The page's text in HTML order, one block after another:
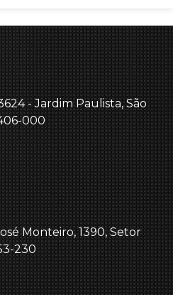
- Jardim Paulista, São
000
Monteiro, 1390, Setor
230